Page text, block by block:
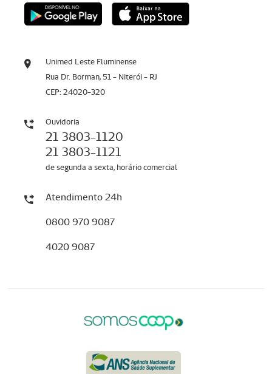
Unimed Leste Fluminense
Rua Dr. Borman, 51 - Niterói - RJ
CEP: 24020-320
Ouvidoria
21 3803-1120
21 3803-1121
de segunda a sexta, horário comercial
Atendimento 24h
0800 970 9087
4020 9087